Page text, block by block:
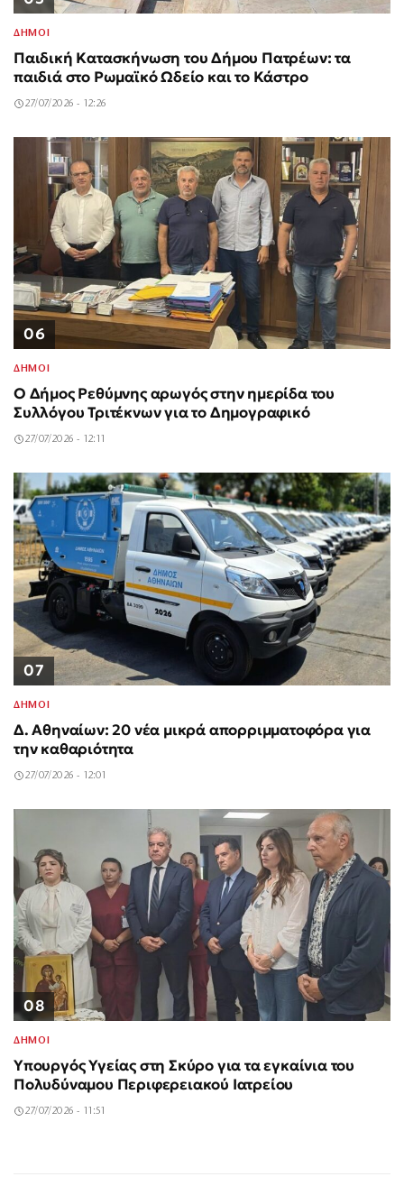
ΔΗΜΟΙ
Παιδική Κατασκήνωση του Δήμου Πατρέων: τα
παιδιά στο Ρωμαϊκό Ωδείο και το Κάστρο
27/07/2026 - 12:26
06
ΔΗΜΟΙ
Ο Δήμος Ρεθύμνης αρωγός στην ημερίδα του
Συλλόγου Τριτέκνων για το Δημογραφικό
27/07/2026 - 12:11
07
ΔΗΜΟΙ
Δ. Αθηναίων: 20 νέα μικρά απορριμματοφόρα για
την καθαριότητα
27/07/2026 - 12:01
08
ΔΗΜΟΙ
Υπουργός Υγείας στη Σκύρο για τα εγκαίνια του
Πολυδύναμου Περιφερειακού Ιατρείου
27/07/2026 - 11:51